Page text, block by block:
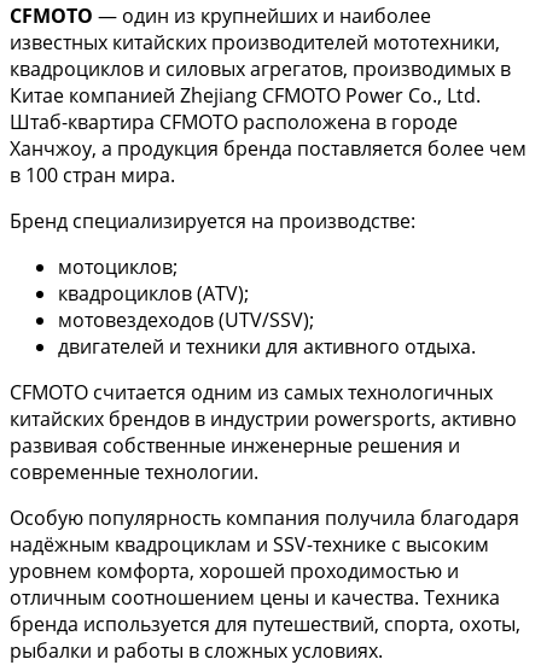
CFMOTO — один из крупнейших и наиболее
известных китайских производителей мототехники,
квадроциклов и силовых агрегатов, производимых в
Китае компанией Zhejiang CFMOTO Power Co., Ltd.
Штаб-квартира CFMOTO расположена в городе
Ханчжоу, а продукция бренда поставляется более чем
в 100 стран мира.
Бренд специализируется на производстве:
мотоциклов;
квадроциклов (ATV);
мотовездеходов (UTV/SSV);
двигателей и техники для активного отдыха.
CFMOTO считается одним из самых технологичных
китайских брендов в индустрии powersports, активно
развивая собственные инженерные решения и
современные технологии.
Особую популярность компания получила благодаря
надёжным квадроциклам и SSV-технике с высоким
уровнем комфорта, хорошей проходимостью и
отличным соотношением цены и качества. Техника
бренда используется для путешествий, спорта, охоты,
рыбалки и работы в сложных условиях.